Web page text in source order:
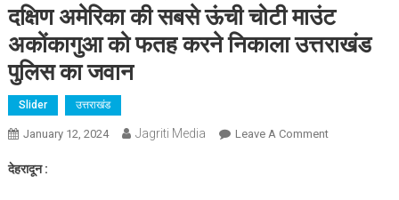
दक्षिण अमेरिका की सबसे ऊंची चोटी माउंट
अकोंकागुआ को फतह करने निकाला उत्तराखंड
पुलिस का जवान
Slider उत्तराखंड
January 12, 2024 Jagriti Media Leave A CommentOn
देहरादून :